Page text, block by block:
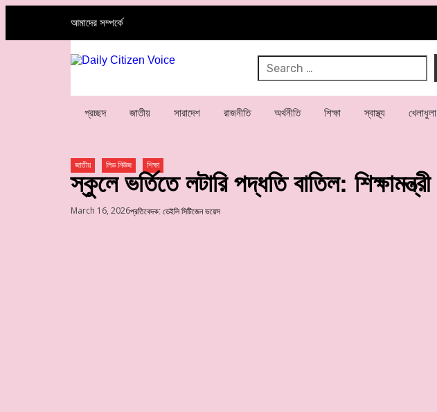
আমাদের সম্পর্কে
প্রচ্ছদ জাতীয় সারাদেশ রাজনীতি অর্থনীতি শিক্ষা স্বাস্থ্য খেলাধুলা
জাতীয় লিড নিউজ শিক্ষা
স্কুলে ভর্তিতে লটারি পদ্ধতি বাতিল: শিক্ষামন্ত্রী
March 16, 2026প্রতিবেদক: ডেইলি সিটিজেন ভয়েস